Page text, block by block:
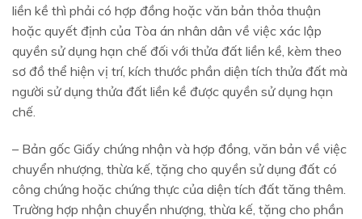
liền kề thì phải có hợp đồng hoặc văn bản thỏa thuận
hoặc quyết định của Tòa án nhân dân về việc xác lập
quyền sử dụng hạn chế đối với thửa đất liền kề, kèm theo
sơ đồ thể hiện vị trí, kích thước phần diện tích thửa đất mà
người sử dụng thửa đất liền kề được quyền sử dụng hạn
chế.
– Bản gốc Giấy chứng nhận và hợp đồng, văn bản về việc
chuyển nhượng, thừa kế, tặng cho quyền sử dụng đất có
công chứng hoặc chứng thực của diện tích đất tăng thêm.
Trường hợp nhận chuyển nhượng, thừa kế, tặng cho phần